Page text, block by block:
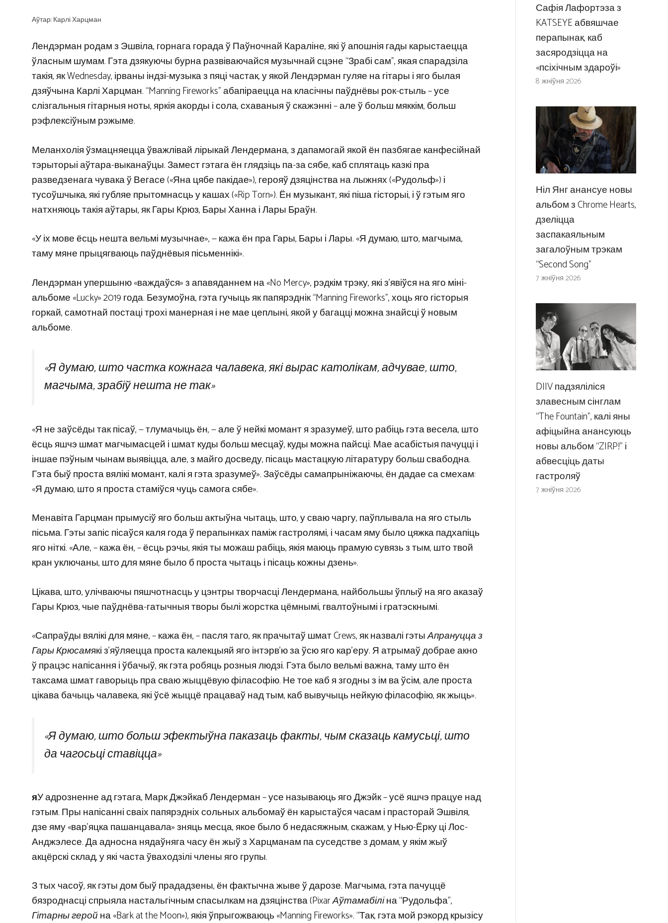
Аўтар: Карлі Харцман
Лендэрман родам з Эшвіла, горнага горада ў Паўночнай Караліне, які ў апошнія гады карыстаецца
ўласным шумам. Гэта дзякуючы бурна развіваючайся музычнай сцэне “Зрабі сам”, якая спарадзіла
такія, як Wednesday, ірваны індзі-музыка з пяці частак, у якой Лендэрман гуляе на гітары і яго былая
дзяўчына Карлі Харцман. “Manning Fireworks” абапіраецца на класічны паўднёвы рок-стыль – усе
слізгальныя гітарныя ноты, яркія акорды і сола, схаваныя ў скажэнні – але ў больш мяккім, больш
рэфлексіўным рэжыме.
Меланхолія ўзмацняецца ўважлівай лірыкай Лендермана, з дапамогай якой ён пазбягае канфесійнай
тэрыторыі аўтара-выканаўцы. Замест гэтага ён глядзіць па-за сябе, каб сплятаць казкі пра
разведзенага чувака ў Вегасе («Яна цябе пакідае»), герояў дзяцінства на лыжнях («Рудольф») і
тусоўшчыка, які губляе прытомнасць у кашах («Rip Torn»). Ён музыкант, які піша гісторыі, і ў гэтым яго
натхняюць такія аўтары, як Гары Крюз, Бары Ханна і Лары Браўн.
«У іх мове ёсць нешта вельмі музычнае», — кажа ён пра Гары, Бары і Лары. «Я думаю, што, магчыма,
таму мяне прыцягваюць паўднёвыя пісьменнікі».
Лендэрман упершыню «важдаўся» з апавяданнем на «No Mercy», рэдкім трэку, які з’явіўся на яго міні-
альбоме «Lucky» 2019 года. Безумоўна, гэта гучыць як папярэднік “Manning Fireworks”, хоць яго гісторыя
горкай, самотнай постаці трохі манерная і не мае цеплыні, якой у багацці можна знайсці ў новым
альбоме.
«Я думаю, што частка кожнага чалавека, які вырас католікам, адчувае, што,
магчыма, зрабіў нешта не так»
«Я не заўсёды так пісаў, — тлумачыць ён, — але ў нейкі момант я зразумеў, што рабіць гэта весела, што
ёсць яшчэ шмат магчымасцей і шмат куды больш месцаў, куды можна пайсці. Мае асабістыя пачуцці і
іншае пэўным чынам выявіцца, але, з майго досведу, пісаць мастацкую літаратуру больш свабодна.
Гэта быў проста вялікі момант, калі я гэта зразумеў». Заўсёды самапрыніжаючы, ён дадае са смехам:
«Я думаю, што я проста стаміўся чуць самога сябе».
Менавіта Гарцман прымусіў яго больш актыўна чытаць, што, у сваю чаргу, паўплывала на яго стыль
пісьма. Гэты запіс пісаўся каля года ў перапынках паміж гастролямі, і часам яму было цяжка падхапіць
яго ніткі. «Але, – кажа ён, – ёсць рэчы, якія ты можаш рабіць, якія маюць прамую сувязь з тым, што твой
кран уключаны, што для мяне было б проста чытаць і пісаць кожны дзень».
Цікава, што, улічваючы пяшчотнасць у цэнтры творчасці Лендермана, найбольшы ўплыў на яго аказаў
Гары Крюз, чые паўднёва-гатычныя творы былі жорстка цёмнымі, гвалтоўнымі і гратэскнымі.
«Сапраўды вялікі для мяне, – кажа ён, – пасля таго, як прачытаў шмат Crews, як назвалі гэтыАпрануцца з
Гары Крюсамякі з’яўляецца проста калекцыяй яго інтэрв’ю за ўсю яго кар’еру. Я атрымаў добрае акно
ў працэс напісання і ўбачыў, як гэта робяць розныя людзі. Гэта было вельмі важна, таму што ён
таксама шмат гаворыць пра сваю жыццёвую філасофію. Не тое каб я згодны з ім ва ўсім, але проста
цікава бачыць чалавека, які ўсё жыццё працаваў над тым, каб вывучыць нейкую філасофію, як жыць».
«Я думаю, што больш эфектыўна паказаць факты, чым сказаць камусьці, што
да чагосьці ставіцца»
яУ адрозненне ад гэтага, Марк Джэйкаб Лендерман – усе называюць яго Джэйк – усё яшчэ працуе над
гэтым. Пры напісанні сваіх папярэдніх сольных альбомаў ён карыстаўся часам і прасторай Эшвіля,
дзе яму «вар’яцка пашанцавала» зняць месца, якое было б недасяжным, скажам, у Нью-Ёрку ці Лос-
Анджэлесе. Да адносна нядаўняга часу ён жыў з Харцманам па суседстве з домам, у якім жыў
акцёрскі склад, у які часта ўваходзілі члены яго групы.
З тых часоў, як гэты дом быў прададзены, ён фактычна жыве ў дарозе. Магчыма, гэта пачуццё
бязроднасці спрыяла настальгічным спасылкам на дзяцінства (PixarАўтамабіліна “Рудольфа”,
Гітарны геройна «Bark at the Moon»), якія ўпрыгожваюць «Manning Fireworks». “Так, гэта мой рэкорд крызісу
Сафія Лафортэза з
KATSEYE абвяшчае
перапынак, каб
засяродзіцца на
«псіхічным здароўі»
8 жніўня 2026
Ніл Янг анансуе новы
альбом з Chrome Hearts,
дзеліцца
заспакаяльным
загалоўным трэкам
“Second Song”
7 жніўня 2026
DIIV падзяліліся
злавесным сінглам
“The Fountain”, калі яны
афіцыйна анансуюць
новы альбом “ZIRP!” і
абвесціць даты
гастроляў
7 жніўня 2026